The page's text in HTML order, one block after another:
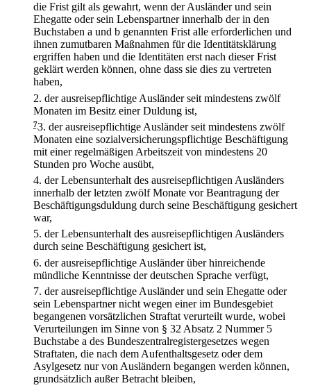
die Frist gilt als gewahrt, wenn der Ausländer und sein
Ehegatte oder sein Lebenspartner innerhalb der in den
Buchstaben a und b genannten Frist alle erforderlichen und
ihnen zumutbaren Maßnahmen für die Identitätsklärung
ergriffen haben und die Identitäten erst nach dieser Frist
geklärt werden können, ohne dass sie dies zu vertreten
haben,
2. der ausreisepflichtige Ausländer seit mindestens zwölf
Monaten im Besitz einer Duldung ist,
73. der ausreisepflichtige Ausländer seit mindestens zwölf
Monaten eine sozialversicherungspflichtige Beschäftigung
mit einer regelmäßigen Arbeitszeit von mindestens 20
Stunden pro Woche ausübt,
4. der Lebensunterhalt des ausreisepflichtigen Ausländers
innerhalb der letzten zwölf Monate vor Beantragung der
Beschäftigungsduldung durch seine Beschäftigung gesichert
war,
5. der Lebensunterhalt des ausreisepflichtigen Ausländers
durch seine Beschäftigung gesichert ist,
6. der ausreisepflichtige Ausländer über hinreichende
mündliche Kenntnisse der deutschen Sprache verfügt,
7. der ausreisepflichtige Ausländer und sein Ehegatte oder
sein Lebenspartner nicht wegen einer im Bundesgebiet
begangenen vorsätzlichen Straftat verurteilt wurde, wobei
Verurteilungen im Sinne von § 32 Absatz 2 Nummer 5
Buchstabe a des Bundeszentralregistergesetzes wegen
Straftaten, die nach dem Aufenthaltsgesetz oder dem
Asylgesetz nur von Ausländern begangen werden können,
grundsätzlich außer Betracht bleiben,